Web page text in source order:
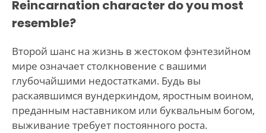
Reincarnation character do you most
resemble?
Второй шанс на жизнь в жестоком фэнтезийном
мире означает столкновение с вашими
глубочайшими недостатками. Будь вы
раскаявшимся вундеркиндом, яростным воином,
преданным наставником или буквальным богом,
выживание требует постоянного роста.